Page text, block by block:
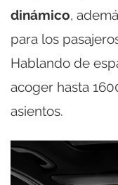
dinámico,
para los
Hablando de
acoger hasta
asientos.